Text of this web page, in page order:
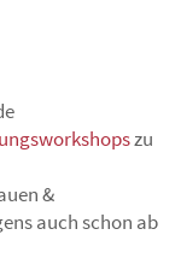
zu
&
auch schon ab